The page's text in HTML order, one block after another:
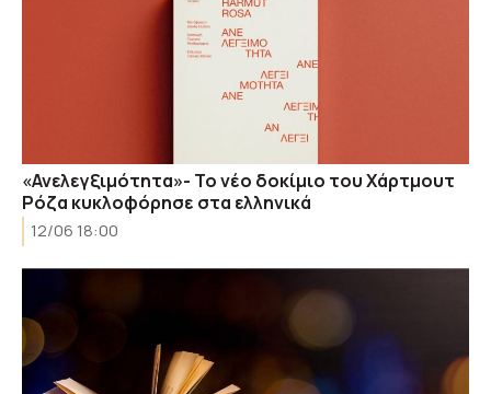
«Ανελεγξιμότητα»- Το νέο δοκίμιο του Χάρτμουτ
Ρόζα κυκλοφόρησε στα ελληνικά
12/06 18:00